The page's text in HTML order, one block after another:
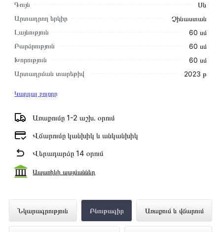
Գույն
Սև
Արտադրող երկիր
Չինաստան
Լայնություն
60 սմ
Բարձրություն
60 սմ
Խորություն
60 սմ
Արտադրման տարեթիվ
2023 թ
Կարդալ բոլորը
Առաքումը 1-2 աշխ․ օրում
Վճարումը կանխիկ և անկանխիկ
Վերադարձը 14 օրում
Ապառիկի պայմաններ
Նկարագրություն Բնութագիր Առաքում և վճարում
Ներկառուցվող Վառարան MIDEA
MO67000GB ներկայացված է